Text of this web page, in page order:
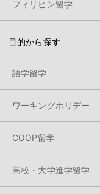
フィリピン留学
目的から探す
語学留学
ワーキングホリデー
COOP留学
高校・大学進学留学